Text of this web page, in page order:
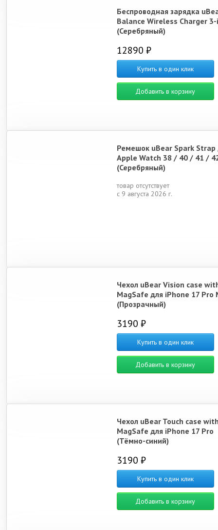
Беспроводная зарядка
Balance Wireless Charger
(Серебряный)
12890 ₽
Купить в один клик
Добавить в корзину
Ремешок uBear Spark Strap
Apple Watch 38 / 40 / 41 /
(Серебряный)
товар отсутствует
с 9 августа 2026 г.
Чехол uBear Vision case
MagSafe для iPhone 17 Pro
(Прозрачный)
3190 ₽
Купить в один клик
Добавить в корзину
Чехол uBear Touch case
MagSafe для iPhone 17 Pro
(Тёмно-синий)
3190 ₽
Купить в один клик
Добавить в корзину